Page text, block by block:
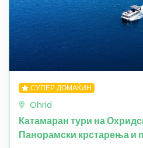
СУПЕР ДОМАЌИН
Ohrid
Катамаран тури на
Панорамски крстарења и